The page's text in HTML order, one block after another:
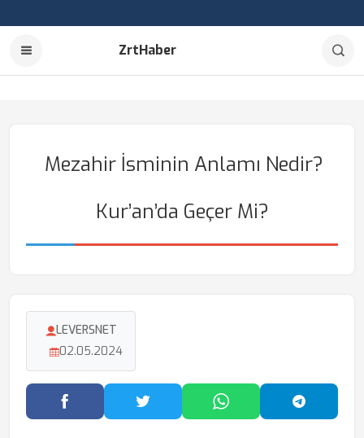
ZrtHaber
Mezahir İsminin Anlamı Nedir?
Kur’an’da Geçer Mi?
LEVERSNET
02.05.2024
Facebook'ta PaylaşTwitter'da PaylaşWhatsApp'ta Paylaş